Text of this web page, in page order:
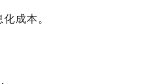
成本。